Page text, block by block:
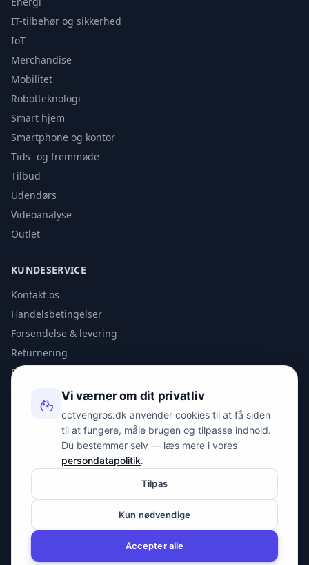
IT-tilbehør og sikkerhed
IoT
Merchandise
Mobilitet
Robotteknologi
Smart hjem
Smartphone og kontor
Tids- og fremmøde
Tilbud
Udendørs
Videoanalyse
Outlet
KUNDESERVICE
Kontakt os
Handelsbetingelser
Forsendelse & levering
Returnering
Privatlivspolitik
KONTAKT
info@spyman.dk
Peter Bangs Vej 153, 2000 Frederiksberg
© 2026 cctvengros.dk — En del af Spyman.dk. Alle rettigheder
CVR: 30605675
Vi værner om dit privatliv
cctvengros.dk anvender cookies til at få siden
til at fungere, måle brugen og tilpasse indhold.
Du bestemmer selv — læs mere i vores
persondatapolitik.
Tilpas
Kun nødvendige
Accepter alle